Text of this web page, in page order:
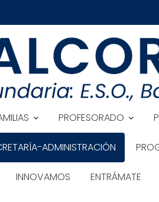
PROFESORADO
ADMINISTRACIÓN
INNOVAMOS ENTRÁMATE